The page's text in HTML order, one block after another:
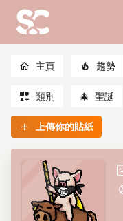
主頁 趨勢
類別 🎄 聖誕
上傳你的貼紙